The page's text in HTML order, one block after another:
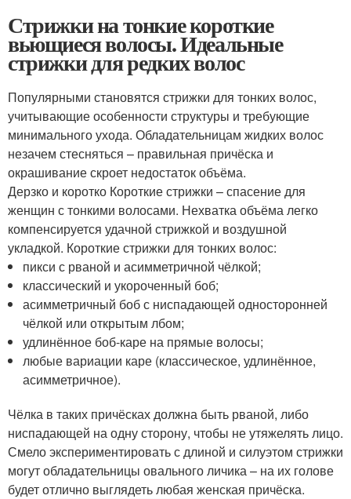
Стрижки на тонкие короткие
вьющиеся волосы. Идеальные
стрижки для редких волос
Популярными становятся стрижки для тонких волос,
учитывающие особенности структуры и требующие
минимального ухода. Обладательницам жидких волос
незачем стесняться – правильная причёска и
окрашивание скроет недостаток объёма.
Дерзко и коротко Короткие стрижки – спасение для
женщин с тонкими волосами. Нехватка объёма легко
компенсируется удачной стрижкой и воздушной
укладкой. Короткие стрижки для тонких волос:
пикси с рваной и асимметричной чёлкой;
классический и укороченный боб;
асимметричный боб с ниспадающей односторонней
чёлкой или открытым лбом;
удлинённое боб-каре на прямые волосы;
любые вариации каре (классическое, удлинённое,
асимметричное).
Чёлка в таких причёсках должна быть рваной, либо
ниспадающей на одну сторону, чтобы не утяжелять лицо.
Смело экспериментировать с длиной и силуэтом стрижки
могут обладательницы овального личика – на их голове
будет отлично выглядеть любая женская причёска.